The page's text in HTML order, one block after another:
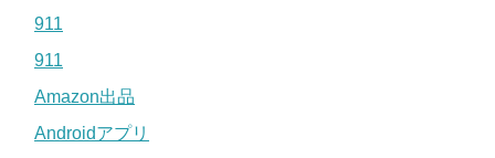
911
911
Amazon出品
Androidアプリ